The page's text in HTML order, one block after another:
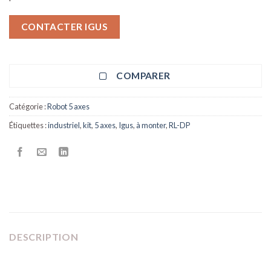
CONTACTER IGUS
COMPARER
Catégorie :Robot 5 axes
Étiquettes :industriel,kit, 5 axes, Igus, à monter,RL-DP
DESCRIPTION